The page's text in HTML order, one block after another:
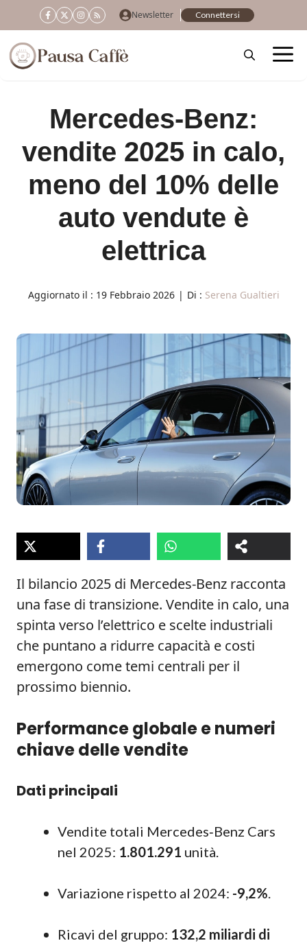
al
contenuto
Newsletter Connettersi
Mercedes-Benz:
vendite 2025 in calo,
meno del 10% delle
auto vendute è
elettrica
Aggiornato il : 19 Febbraio 2026 | Di : Serena Gualtieri
Il bilancio 2025 di Mercedes‑Benz racconta
una fase di transizione. Vendite in calo, una
spinta verso l’elettrico e scelte industriali
che puntano a ridurre capacità e costi
emergono come temi centrali per il
prossimo biennio.
Performance globale e numeri
chiave delle vendite
Dati principali
Vendite totali Mercedes‑Benz Cars
nel 2025: 1.801.291 unità.
Variazione rispetto al 2024: -9,2%.
Ricavi del gruppo: 132,2 miliardi di